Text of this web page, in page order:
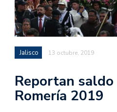
Jalisco 13 octubre, 2019
Reportan
Romería 2019